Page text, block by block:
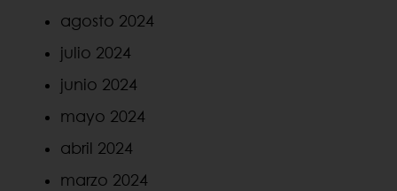
agosto 2024
julio 2024
junio 2024
mayo 2024
abril 2024
marzo 2024